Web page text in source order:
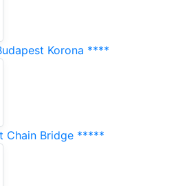
Korona ****
Chain Bridge *****